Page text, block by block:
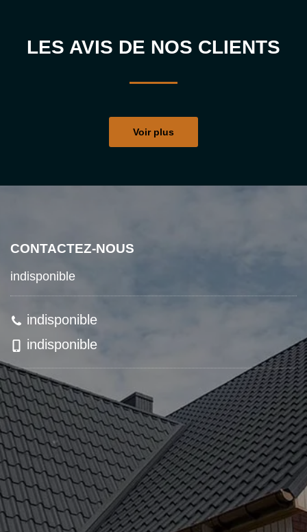
LES AVIS DE NOS CLIENTS
Voir plus
CONTACTEZ-NOUS
indisponible
indisponible
indisponible